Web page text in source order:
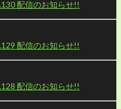
配信のお知らせ!!
配信のお知らせ!!
配信のお知らせ!!